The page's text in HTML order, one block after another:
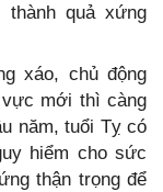
quả xứng
xáo, chủ động
mới thì càng
năm, tuổi Tỵ có
hiểm cho sức
thận trọng để